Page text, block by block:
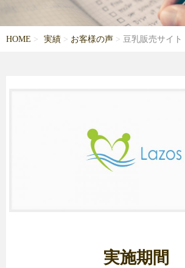
HOME 実績 お客様の声 豆乳販売サイト
実施期間